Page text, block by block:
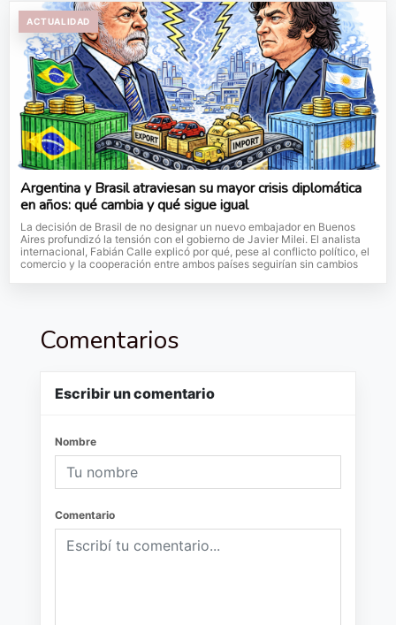
ACTUALIDAD
Argentina y Brasil atraviesan su mayor crisis diplomática
en años: qué cambia y qué sigue igual
La decisión de Brasil de no designar un nuevo embajador en Buenos
Aires profundizó la tensión con el gobierno de Javier Milei. El analista
internacional, Fabián Calle explicó por qué, pese al conflicto político, el
comercio y la cooperación entre ambos países seguirían sin cambios
Comentarios
Escribir un comentario
Nombre
Comentario